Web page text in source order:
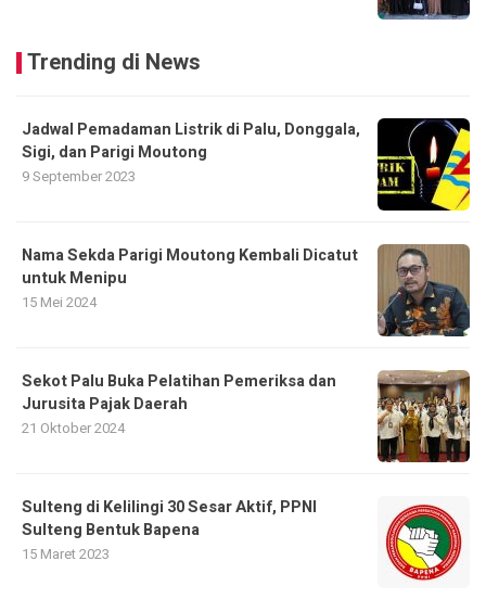
Trending di News
Jadwal Pemadaman Listrik di Palu, Donggala,
Sigi, dan Parigi Moutong
9 September 2023
Nama Sekda Parigi Moutong Kembali Dicatut
untuk Menipu
15 Mei 2024
Sekot Palu Buka Pelatihan Pemeriksa dan
Jurusita Pajak Daerah
21 Oktober 2024
Sulteng di Kelilingi 30 Sesar Aktif, PPNI
Sulteng Bentuk Bapena
15 Maret 2023